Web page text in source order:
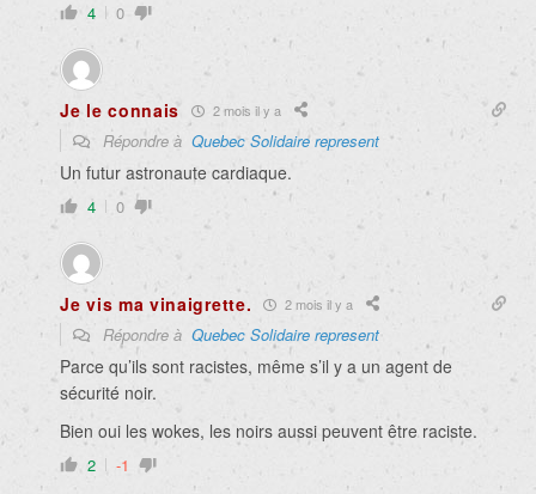
4 0
Je le connais 2 mois il y a
Répondre à Quebec Solidaire represent
Un futur astronaute cardiaque.
4 0
Je vis ma vinaigrette. 2 mois il y a
Répondre à Quebec Solidaire represent
Parce qu’ils sont racistes, même s’il y a un agent de
sécurité noir.
Bien oui les wokes, les noirs aussi peuvent être raciste.
2 -1